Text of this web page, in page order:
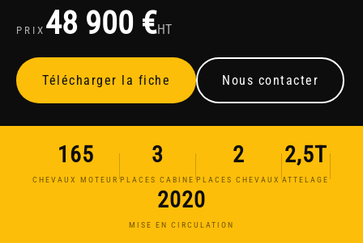
PRIX 48 900 €HT
Télécharger la fiche Nous contacter
165
CHEVAUX MOTEUR
3
PLACES CABINE
2
PLACES CHEVAUX
2,5T
ATTELAGE
2020
MISE EN CIRCULATION